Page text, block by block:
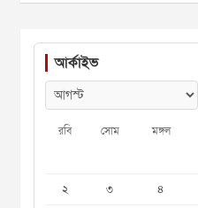
আর্কাইভ
রবি সোম মঙ্গল
২
৩ ৪